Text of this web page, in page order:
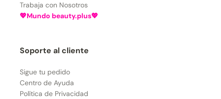
Trabaja con Nosotros
💖Mundo beauty.plus💖
Soporte al cliente
Sigue tu pedido
Centro de Ayuda
Política de Privacidad